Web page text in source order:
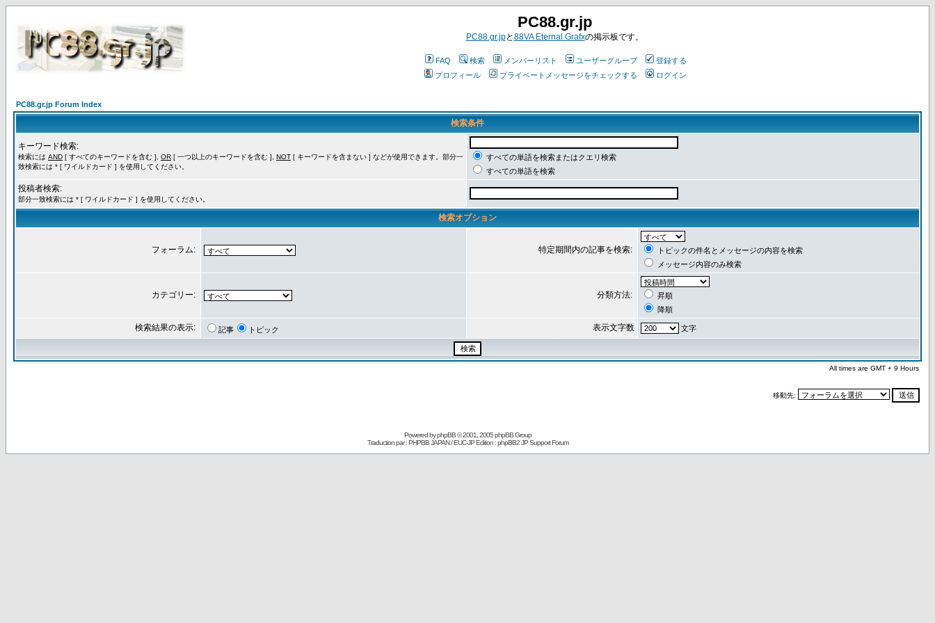
PC88.gr.jp
PC88.gr.jpと88VA Eternal Grafxの掲示板です。
FAQ 検索 メンバーリスト ユーザーグループ
登録する
プロフィール
プライベートメッセージをチェックする ログイン
PC88.gr.jp Forum Index
検索条件
キーワード検索:
検索には AND [ すべてのキーワードを含む ], OR [ 一つ以上のキーワードを含む ], NOT [ キーワードを含まない ] などが使用できます。部分一
致検索には * [ ワイルドカード ] を使用してください。
すべての単語を検索またはクエリ検索
すべての単語を検索
投稿者検索:
部分一致検索には * [ ワイルドカード ] を使用してください。
検索オプション
フォーラム: 特定期間内の記事を検索:
トピックの件名とメッセージの内容を検索
メッセージ内容のみ検索
カテゴリー: 分類方法:
昇順
降順
検索結果の表示: 記事 トピック 表示文字数 文字
All times are GMT + 9 Hours
移動先:
Powered byphpBB© 2001, 2005 phpBB Group
Traduction par : PHPBB JAPAN / EUC-JP Edition :phpBB2 JP Support Forum